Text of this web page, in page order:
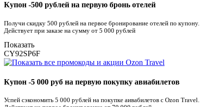
Купон -500 рублей на первую бронь отелей
Получи скидку 500 рублей на первое бронирование отелей по купону.
Действует при заказе на сумму от 5 000 рублей
Показать
CY92SP6F
Купон -5 000 руб на первую покупку авиабилетов
Успей сэкономить 5 000 рублей на покупке аивабилетов с Ozon Travel.